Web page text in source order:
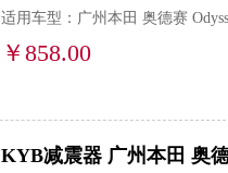
适用车型：广州本田 奥德赛
￥858.00
KYB减震器 广州本田 奥